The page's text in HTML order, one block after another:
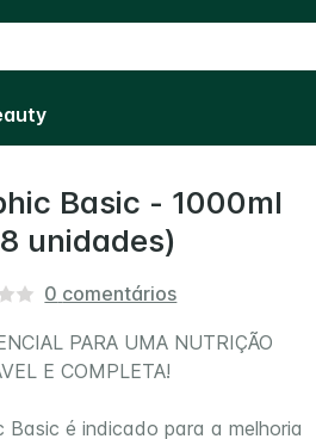
Basic - 1000ml
unidades)
0 comentários
PARA UMA NUTRIÇÃO
E COMPLETA!
Basic é indicado para a melhoria